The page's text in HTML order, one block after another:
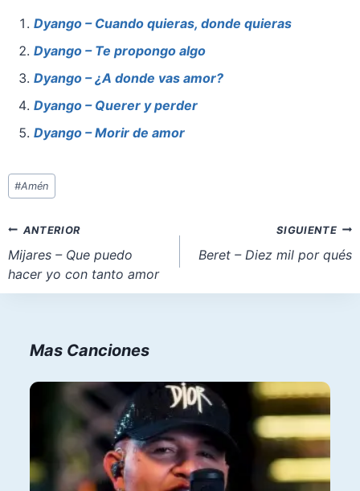
e
b
o
o
k
e
st
s
A
p
p
o
d
o
n
l
e
Dyango – Cuando quieras, donde quieras
Dyango – Te propongo algo
Dyango – ¿A donde vas amor?
Dyango – Querer y perder
Dyango – Morir de amor
Etiquetas
de
entrada:
#Amén
Navegación
de
entradas
ANTERIOR
Mijares – Que puedo
hacer yo con tanto amor
SIGUIENTE
Beret – Diez mil por qués
Mas Canciones